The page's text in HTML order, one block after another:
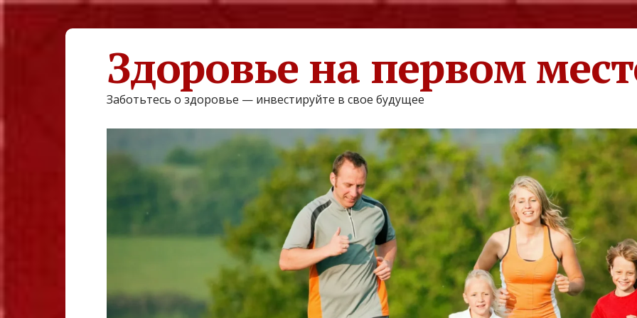
Здоровье на первом
Заботьтесь о здоровье — инвестируйте в свое будущее